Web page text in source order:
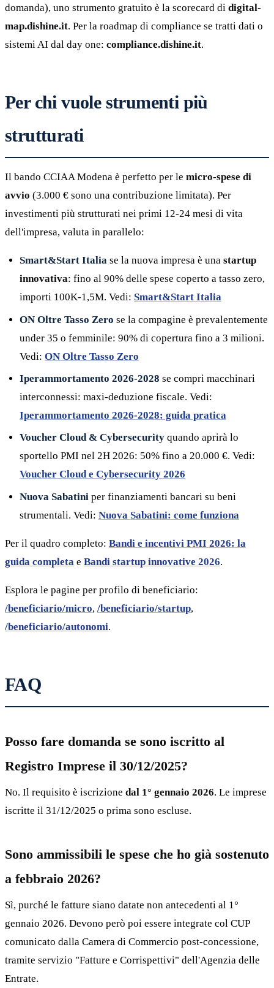
domanda), uno strumento gratuito è la scorecard di digital-
map.dishine.it. Per la roadmap di compliance se tratti dati o
sistemi AI dal day one: compliance.dishine.it.
Per chi vuole strumenti più
strutturati
Il bando CCIAA Modena è perfetto per le micro-spese di
avvio (3.000 € sono una contribuzione limitata). Per
investimenti più strutturati nei primi 12-24 mesi di vita
dell'impresa, valuta in parallelo:
Smart&Start Italia se la nuova impresa è una startup
innovativa: fino al 90% delle spese coperto a tasso zero,
importi 100K-1,5M. Vedi: Smart&Start Italia
ON Oltre Tasso Zero se la compagine è prevalentemente
under 35 o femminile: 90% di copertura fino a 3 milioni.
Vedi: ON Oltre Tasso Zero
Iperammortamento 2026-2028 se compri macchinari
interconnessi: maxi-deduzione fiscale. Vedi:
Iperammortamento 2026-2028: guida pratica
Voucher Cloud & Cybersecurity quando aprirà lo
sportello PMI nel 2H 2026: 50% fino a 20.000 €. Vedi:
Voucher Cloud e Cybersecurity 2026
Nuova Sabatini per finanziamenti bancari su beni
strumentali. Vedi: Nuova Sabatini: come funziona
Per il quadro completo: Bandi e incentivi PMI 2026: la
guida completa e Bandi startup innovative 2026.
Esplora le pagine per profilo di beneficiario:
/beneficiario/micro, /beneficiario/startup,
/beneficiario/autonomi.
FAQ
Posso fare domanda se sono iscritto al
Registro Imprese il 30/12/2025?
No. Il requisito è iscrizione dal 1° gennaio 2026. Le imprese
iscritte il 31/12/2025 o prima sono escluse.
Sono ammissibili le spese che ho già sostenuto
a febbraio 2026?
Sì, purché le fatture siano datate non antecedenti al 1°
gennaio 2026. Devono però poi essere integrate col CUP
comunicato dalla Camera di Commercio post-concessione,
tramite servizio "Fatture e Corrispettivi" dell'Agenzia delle
Entrate.